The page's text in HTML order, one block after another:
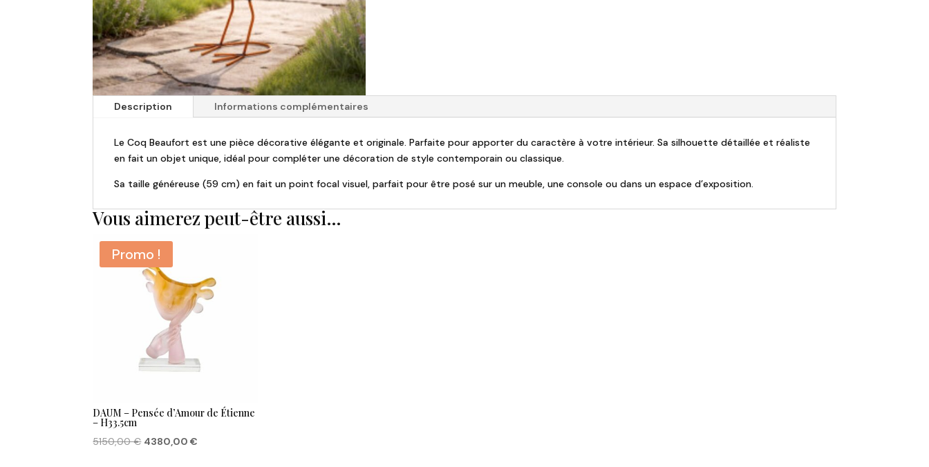
Description Informations complémentaires
Le Coq Beaufort est une pièce décorative élégante et originale. Parfaite pour apporter du caractère à votre intérieur. Sa silhouette détaillée et réaliste
en fait un objet unique, idéal pour compléter une décoration de style contemporain ou classique.
Sa taille généreuse (59 cm) en fait un point focal visuel, parfait pour être posé sur un meuble, une console ou dans un espace d’exposition.
Vous aimerez peut-être aussi…
Promo !
DAUM – Pensée d’Amour de Étienne
– H33.5cm
5150,00€ Le
4380,00€